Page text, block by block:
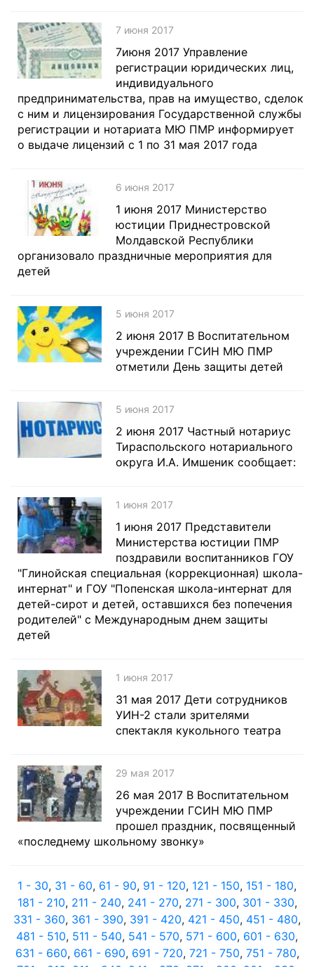
7 июня 2017
7июня 2017 Управление
регистрации юридических лиц,
индивидуального
предпринимательства, прав на имущество, сделок
с ним и лицензирования Государственной службы
регистрации и нотариата МЮ ПМР информирует
о выдаче лицензий с 1 по 31 мая 2017 года
6 июня 2017
1 июня 2017 Министерство
юстиции Приднестровской
Молдавской Республики
организовало праздничные мероприятия для
детей
5 июня 2017
2 июня 2017 В Воспитательном
учреждении ГСИН МЮ ПМР
отметили День защиты детей
5 июня 2017
2 июня 2017 Частный нотариус
Тираспольского нотариального
округа И.А. Имшеник сообщает:
1 июня 2017
1 июня 2017 Представители
Министерства юстиции ПМР
поздравили воспитанников ГОУ
"Глинойская специальная (коррекционная) школа-
интернат" и ГОУ "Попенская школа-интернат для
детей-сирот и детей, оставшихся без попечения
родителей" с Международным днем защиты
детей
1 июня 2017
31 мая 2017 Дети сотрудников
УИН-2 стали зрителями
спектакля кукольного театра
29 мая 2017
26 мая 2017 В Воспитательном
учреждении ГСИН МЮ ПМР
прошел праздник, посвященный
«последнему школьному звонку»
1 - 30, 31 - 60, 61 - 90, 91 - 120, 121 - 150, 151 - 180,
181 - 210, 211 - 240, 241 - 270, 271 - 300, 301 - 330,
331 - 360, 361 - 390, 391 - 420, 421 - 450, 451 - 480,
481 - 510, 511 - 540, 541 - 570, 571 - 600, 601 - 630,
631 - 660, 661 - 690, 691 - 720, 721 - 750, 751 - 780,